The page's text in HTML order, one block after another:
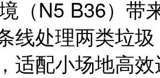
（N5 B36）带
线处理两类垃
适配小场地高